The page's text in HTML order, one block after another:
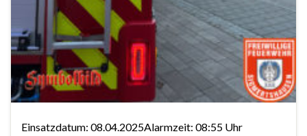
Einsatzdatum: 08.04.2025Alarmzeit: 08:55 Uhr